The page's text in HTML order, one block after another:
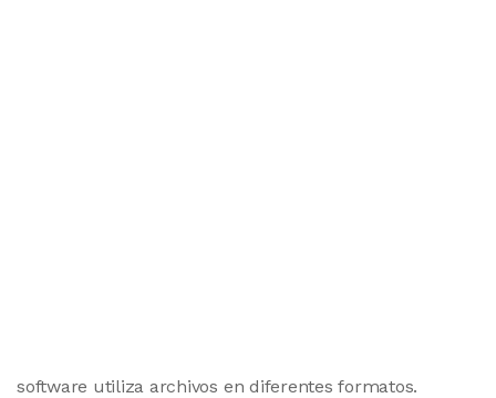
software utiliza archivos en diferentes formatos.